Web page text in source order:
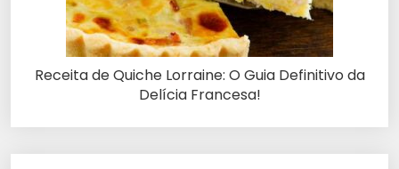
Receita de Quiche Lorraine: O Guia Definitivo da
Delícia Francesa!